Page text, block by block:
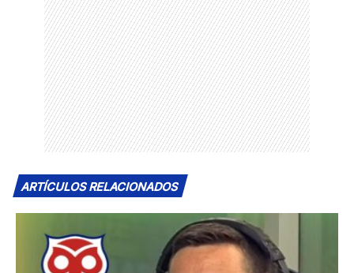
ARTÍCULOS RELACIONADOS